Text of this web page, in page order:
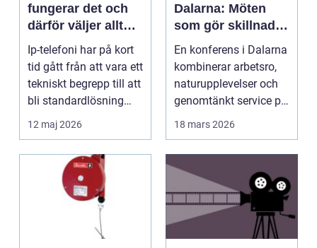
fungerar det och
därför väljer allt
fler företag att byta
Ip-telefoni har på kort
tid gått från att vara ett
tekniskt begrepp till att
bli standardlösning
för...
12 maj 2026
Dalarna: Möten
som gör skillnad i
hjärtat av sverige
En konferens i Dalarna
kombinerar arbetsro,
naturupplevelser och
genomtänkt service på
et...
18 mars 2026